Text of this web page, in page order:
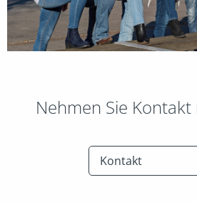
Nehmen Sie
Kontakt